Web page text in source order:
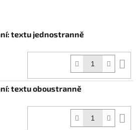
textu jednostranně
textu oboustranně